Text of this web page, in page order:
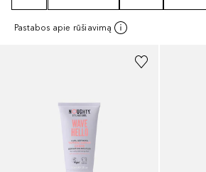
Pastabos apie rūšiavimą